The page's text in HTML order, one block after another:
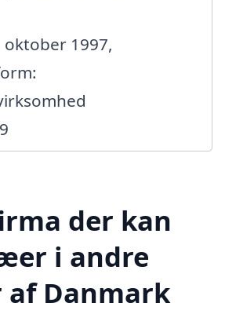
1997,
der kan
i andre
af Danmark